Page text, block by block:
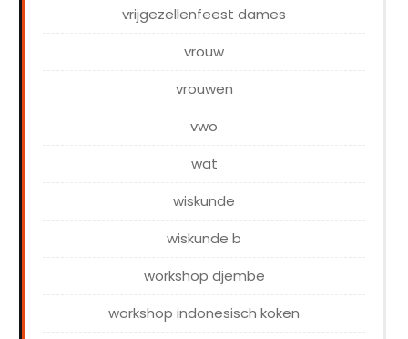
vrijgezellenfeest dames
vrouw
vrouwen
vwo
wat
wiskunde
wiskunde b
workshop djembe
workshop indonesisch koken